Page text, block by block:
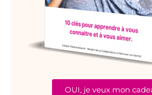
OUI, je veux mon